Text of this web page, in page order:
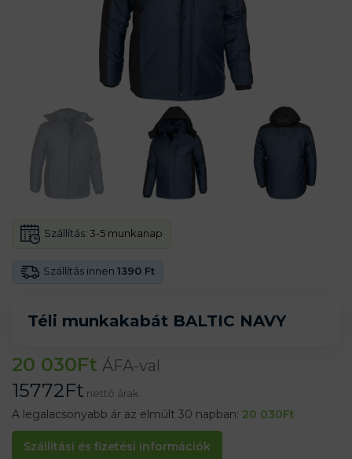
Téli munkakabát BALTIC NAVY
Szállítás innen 1390 Ft
Szállítás: 3-5 munkanap
20 030Ft ÁFA-val
15772Ft nettó árak
A legalacsonyabb ár az elmúlt 30 napban: 20 030Ft
Szállítási és fizetési információk